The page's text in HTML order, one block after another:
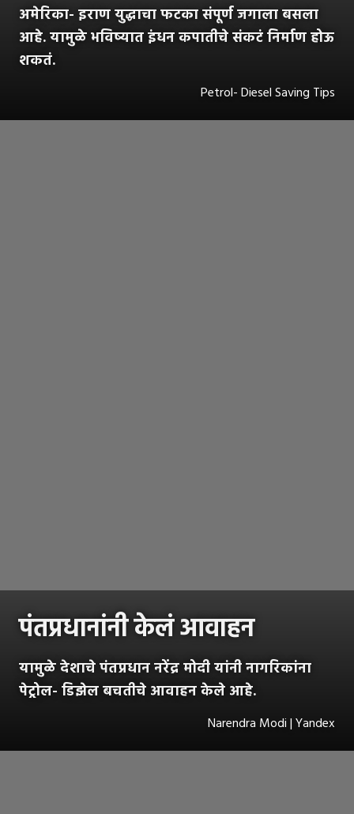
अमेरिका- इराण युद्धाचा फटका संपूर्ण जगाला बसला
आहे. यामुळे भविष्यात इंधन कपातीचे संकटं निर्माण होऊ
शकतं.
Petrol- Diesel Saving Tips
पंतप्रधानांनी केलं आवाहन
यामुळे देशाचे पंतप्रधान नरेंद्र मोदी यांनी नागरिकांना
पेट्रोल- डिझेल बचतीचे आवाहन केले आहे.
Narendra Modi | Yandex